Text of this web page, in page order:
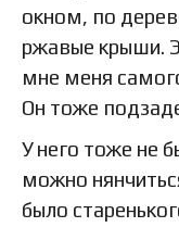
окном, по
ржавые крыши.
мне меня
Он тоже
У него тоже не
можно
было